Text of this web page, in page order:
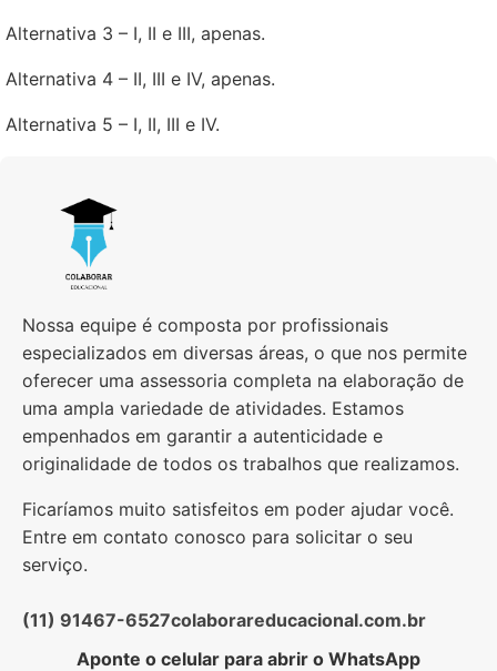
Alternativa 3 – I, II e III, apenas.
Alternativa 4 – II, III e IV, apenas.
Alternativa 5 – I, II, III e IV.
Nossa equipe é composta por profissionais
especializados em diversas áreas, o que nos permite
oferecer uma assessoria completa na elaboração de
uma ampla variedade de atividades. Estamos
empenhados em garantir a autenticidade e
originalidade de todos os trabalhos que realizamos.
Ficaríamos muito satisfeitos em poder ajudar você.
Entre em contato conosco para solicitar o seu
serviço.
(11) 91467-6527colaborareducacional.com.br
Aponte o celular para abrir o WhatsApp